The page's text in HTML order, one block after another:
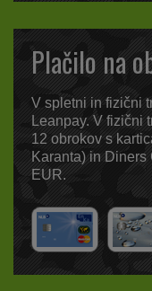
Plačilo na
V spletni in fizični
Leanpay. V fizični
12 obrokov s
Karanta) in
EUR.